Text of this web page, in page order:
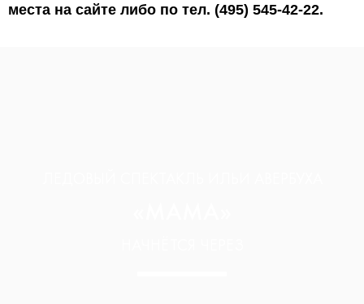
места на сайте либо по тел. (495) 545-42-22.